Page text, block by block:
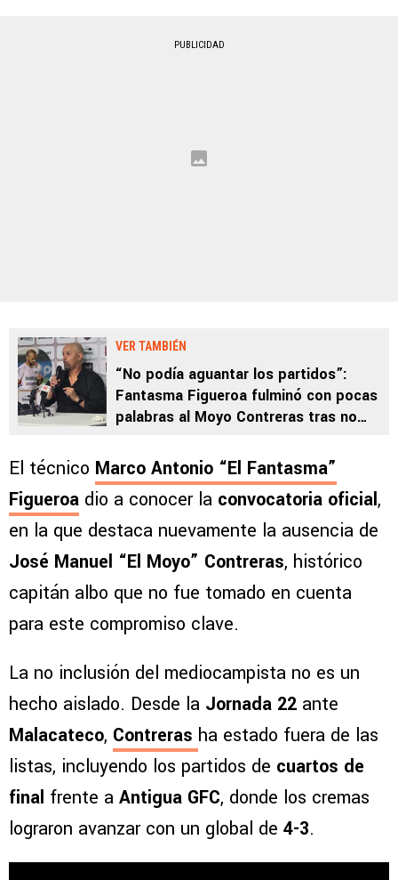
PUBLICIDAD
VER TAMBIÉN
“No podía aguantar los partidos”:
Fantasma Figueroa fulminó con pocas
palabras al Moyo Contreras tras no
El técnico Marco Antonio “El Fantasma”
Figueroa dio a conocer la convocatoria oficial,
en la que destaca nuevamente la ausencia de
José Manuel “El Moyo” Contreras, histórico
capitán albo que no fue tomado en cuenta
para este compromiso clave.
La no inclusión del mediocampista no es un
hecho aislado. Desde la Jornada 22 ante
Malacateco, Contreras ha estado fuera de las
listas, incluyendo los partidos de cuartos de
final frente a Antigua GFC, donde los cremas
lograron avanzar con un global de 4-3.